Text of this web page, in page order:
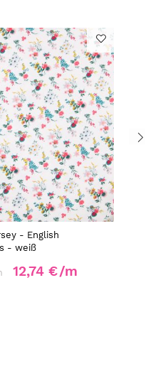
- English
- weiß
12,74 €/m